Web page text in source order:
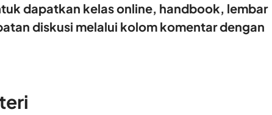
dapatkan kelas online, handbook, lembar
diskusi melalui kolom komentar dengan